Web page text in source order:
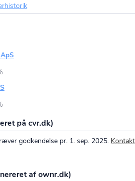
på cvr.dk)
godkendelse pr. 1. sep. 2025.
af ownr.dk)